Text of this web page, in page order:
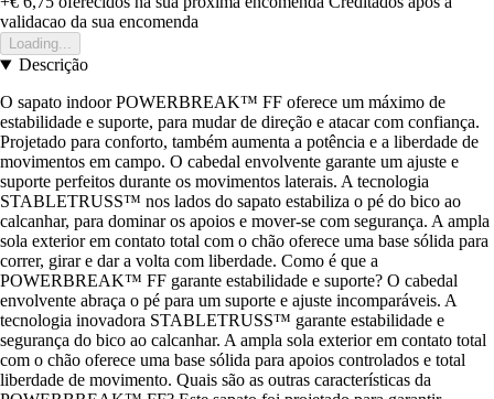
validacao da sua encomenda
Loading...
Descrição
O sapato indoor POWERBREAK™ FF oferece um máximo de
estabilidade e suporte, para mudar de direção e atacar com confiança.
Projetado para conforto, também aumenta a potência e a liberdade de
movimentos em campo. O cabedal envolvente garante um ajuste e
suporte perfeitos durante os movimentos laterais. A tecnologia
STABLETRUSS™ nos lados do sapato estabiliza o pé do bico ao
calcanhar, para dominar os apoios e mover-se com segurança. A ampla
sola exterior em contato total com o chão oferece uma base sólida para
correr, girar e dar a volta com liberdade. Como é que a
POWERBREAK™ FF garante estabilidade e suporte? O cabedal
envolvente abraça o pé para um suporte e ajuste incomparáveis. A
tecnologia inovadora STABLETRUSS™ garante estabilidade e
segurança do bico ao calcanhar. A ampla sola exterior em contato total
com o chão oferece uma base sólida para apoios controlados e total
liberdade de movimento. Quais são as outras características da